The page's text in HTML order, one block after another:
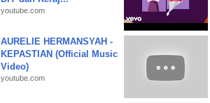
youtube.com
AURELIE HERMANSYAH -
KEPASTIAN (Official Music
Video)
youtube.com